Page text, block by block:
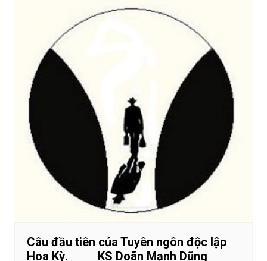
Câu đầu tiên của Tuyên ngôn độc lập
Hoa Kỳ. KS Doãn Mạnh Dũng